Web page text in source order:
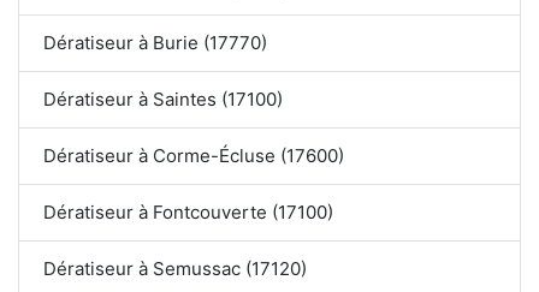
Dératiseur à Burie (17770)
Dératiseur à Saintes (17100)
Dératiseur à Corme-Écluse (17600)
Dératiseur à Fontcouverte (17100)
Dératiseur à Semussac (17120)